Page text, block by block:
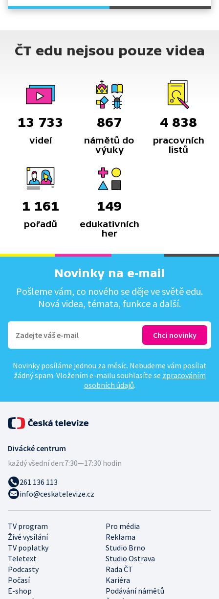
ČT edu nejsou pouze videa
13 733
videí
867
námětů do
výuky
4 838
pracovních
listů
1 161
pořadů
149
edukativních
her
Novinky na e-mail
Pošleme vám, co nového se děje ve světě edu.
Nová videa, témata, funkce a další.
Novinky posíláme jednou za měsíc. Nebudeme vám posílat
žádný spam. Vložením e-mailu souhlasíte se zpracováním
osobních údajů.